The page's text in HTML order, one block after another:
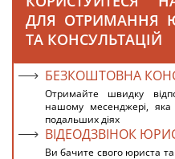
ДЛЯ ОТРИМАННЯ
ТА КОНСУЛЬТАЦІЙ
БЕЗКОШТОВНА
Отримайте швидку
нашому месенджері,
подальших діях
ВІДЕОДЗВІНОК
Ви бачите свого юриста